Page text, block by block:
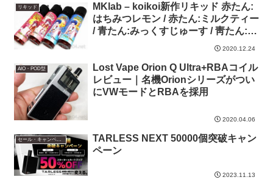
リキッド
MKlab – koikoi新作リキッド 赤たん:
はちみつレモン / 赤たん:ミルクティー
/ 青たん:みっくすじゅーす / 靑たん:ア
イスレモンティー 4本一挙レビュー
2020.12.24
AIO・POD型
Lost Vape Orion Q Ultra+RBAコイル
レビュー｜名機Orionシリーズがつい
にVWモードとRBAを採用
2020.04.06
セール・キャンペーン情報
TARLESS NEXT 50000個突破キャン
ペーン
2023.11.13